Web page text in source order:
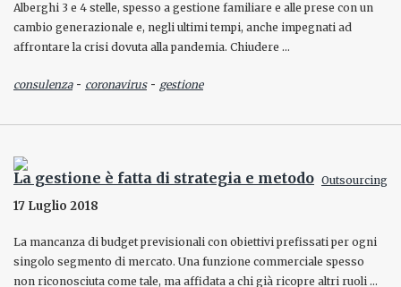
Alberghi 3 e 4 stelle, spesso a gestione familiare e alle prese con un
cambio generazionale e, negli ultimi tempi, anche impegnati ad
affrontare la crisi dovuta alla pandemia. Chiudere …
consulenza- coronavirus- gestione
La gestione è fatta di strategia e metodo Outsourcing
17 Luglio 2018
La mancanza di budget previsionali con obiettivi prefissati per ogni
singolo segmento di mercato. Una funzione commerciale spesso
non riconosciuta come tale, ma affidata a chi già ricopre altri ruoli …